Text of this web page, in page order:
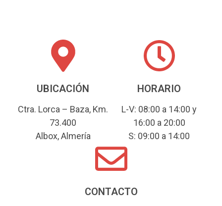
UBICACIÓN
Ctra. Lorca – Baza, Km.
73.400
Albox, Almería
HORARIO
L-V: 08:00 a 14:00 y
16:00 a 20:00
S: 09:00 a 14:00
CONTACTO